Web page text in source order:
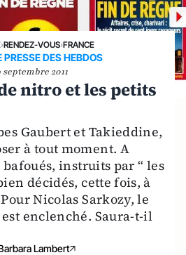
›RENDEZ-VOUS›FRANCE
PRESSE DES HEBDOS
septembre 2011
nitro et les petits
Gaubert et Takieddine,
à tout moment. A
bafoués, instruits par “ les
décidés, cette fois, à
Nicolas Sarkozy, le
enclenché. Saura-t-il
Lambert